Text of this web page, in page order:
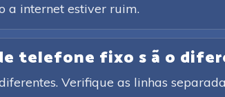
a internet estiver ruim.
telefone fixo s ã o
Verifique as linhas